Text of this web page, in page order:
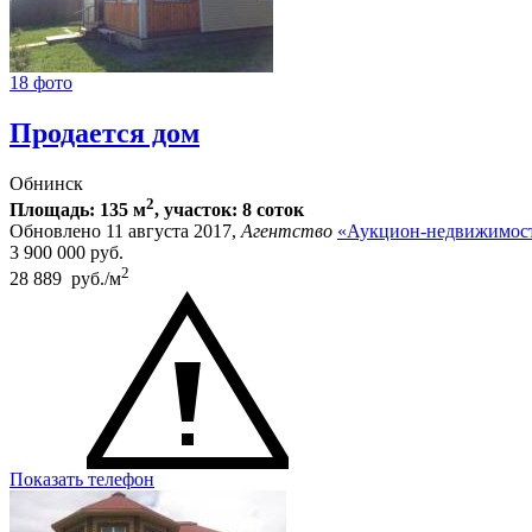
18 фото
Продается дом
Обнинск
Площадь: 135 м2, участок: 8 соток
Обновлено 11 августа 2017,Агентство «Аукцион-
3 900 000 руб.
28 889 руб./м2
Показать телефон